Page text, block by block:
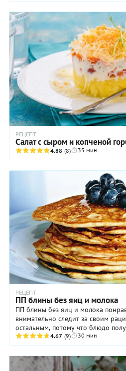
РЕЦЕПТ
Салат с сыром и копченой
4.88 (8) 35 мин
РЕЦЕПТ
ПП блины без яиц и молока
ПП блины без яиц и молока
внимательно следит за своим
остальным, потому что блюдо
замечательным. Кстати, вкус и
4.67 (9) 30 мин